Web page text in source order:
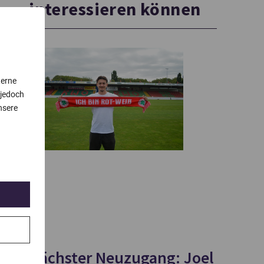
interessieren können
Nächster Neuzugang: Joel